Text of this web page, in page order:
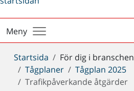
Meny
Du
är
här:
Startsida För dig i branschen
Tågplaner
Tågplan 2025
Trafikpåverkande åtgärder